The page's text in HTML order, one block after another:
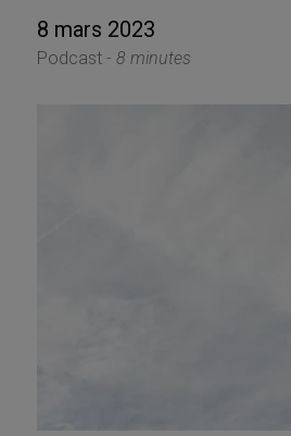
8 mars 2023
Podcast - 8 minutes